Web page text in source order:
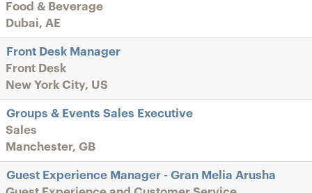
Food & Beverage
Dubai, AE
Front Desk Manager
Front Desk
New York City, US
Groups & Events Sales Executive
Sales
Manchester, GB
Guest Experience Manager - Gran Melia Arusha